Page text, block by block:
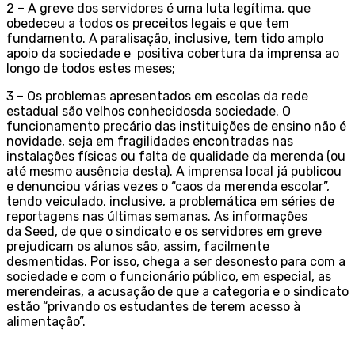
2 – A greve dos servidores é uma luta legítima, que
obedeceu a todos os preceitos legais e que tem
fundamento. A paralisação, inclusive, tem tido amplo
apoio da sociedade e positiva cobertura da imprensa ao
longo de todos estes meses;
3 – Os problemas apresentados em escolas da rede
estadual são velhos conhecidosda sociedade. O
funcionamento precário das instituições de ensino não é
novidade, seja em fragilidades encontradas nas
instalações físicas ou falta de qualidade da merenda (ou
até mesmo ausência desta). A imprensa local já publicou
e denunciou várias vezes o “caos da merenda escolar”,
tendo veiculado, inclusive, a problemática em séries de
reportagens nas últimas semanas. As informações
da Seed, de que o sindicato e os servidores em greve
prejudicam os alunos são, assim, facilmente
desmentidas. Por isso, chega a ser desonesto para com a
sociedade e com o funcionário público, em especial, as
merendeiras, a acusação de que a categoria e o sindicato
estão “privando os estudantes de terem acesso à
alimentação”.